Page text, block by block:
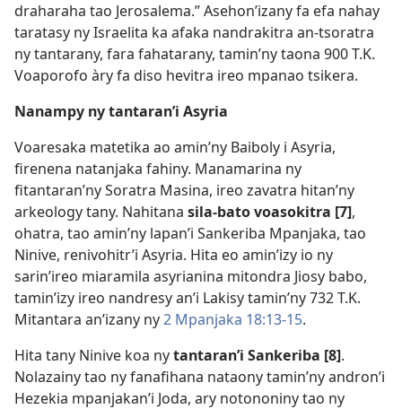
draharaha tao Jerosalema.” Asehon’izany fa efa nahay
taratasy ny Israelita ka afaka nandrakitra an-tsoratra
ny tantarany, fara fahatarany, tamin’ny taona 900 T.K.
Voaporofo àry fa diso hevitra ireo mpanao tsikera.
Nanampy ny tantaran’i Asyria
Voaresaka matetika ao amin’ny Baiboly i Asyria,
firenena natanjaka fahiny. Manamarina ny
fitantaran’ny Soratra Masina, ireo zavatra hitan’ny
arkeology tany. Nahitana sila-bato voasokitra [7],
ohatra, tao amin’ny lapan’i Sankeriba Mpanjaka, tao
Ninive, renivohitr’i Asyria. Hita eo amin’izy io ny
sarin’ireo miaramila asyrianina mitondra Jiosy babo,
tamin’izy ireo nandresy an’i Lakisy tamin’ny 732 T.K.
Mitantara an’izany ny2 Mpanjaka 18:13-15.
Hita tany Ninive koa nytantaran’i Sankeriba [8].
Nolazainy tao ny fanafihana nataony tamin’ny andron’i
Hezekia mpanjakan’i Joda, ary notononiny tao ny